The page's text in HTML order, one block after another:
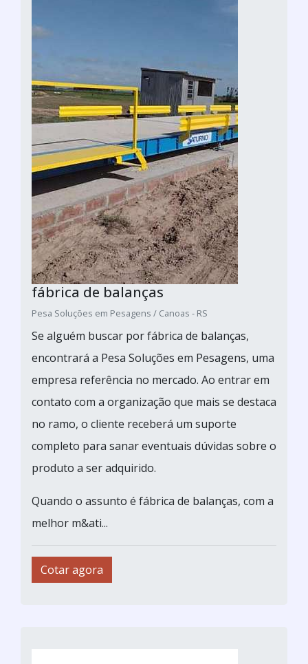
fábrica de balanças
Pesa Soluções em Pesagens / Canoas - RS
Se alguém buscar por fábrica de balanças,
encontrará a Pesa Soluções em Pesagens, uma
empresa referência no mercado. Ao entrar em
contato com a organização que mais se destaca
no ramo, o cliente receberá um suporte
completo para sanar eventuais dúvidas sobre o
produto a ser adquirido.
Quando o assunto é fábrica de balanças, com a
melhor m&ati...
Cotar agora